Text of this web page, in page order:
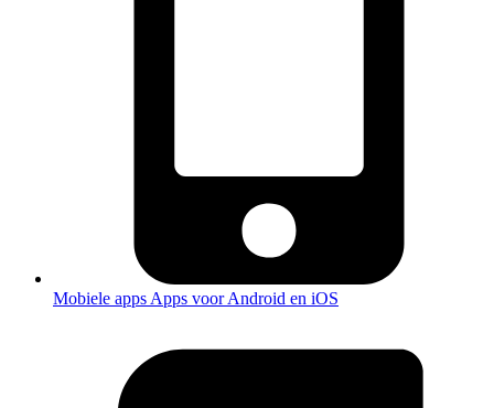
Mobiele apps Apps voor Android en iOS